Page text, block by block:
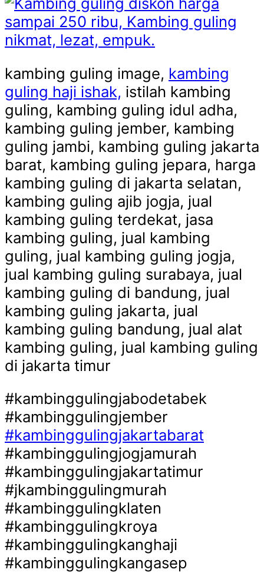
kambing guling image, kambing
guling haji ishak, istilah kambing
guling, kambing guling idul adha,
kambing guling jember, kambing
guling jambi, kambing guling jakarta
barat, kambing guling jepara, harga
kambing guling di jakarta selatan,
kambing guling ajib jogja, jual
kambing guling terdekat, jasa
kambing guling, jual kambing
guling, jual kambing guling jogja,
jual kambing guling surabaya, jual
kambing guling di bandung, jual
kambing guling jakarta, jual
kambing guling bandung, jual alat
kambing guling, jual kambing guling
di jakarta timur
#kambinggulingjabodetabek
#kambinggulingjember
#kambinggulingjakartabarat
#kambinggulingjogjamurah
#kambinggulingjakartatimur
#jkambinggulingmurah
#kambinggulingklaten
#kambinggulingkroya
#kambinggulingkanghaji
#kambinggulingkangasep